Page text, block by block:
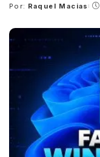
Posted
Por: Raquel Macias